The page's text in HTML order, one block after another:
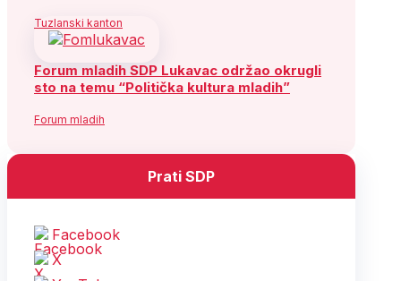
Tuzlanski kanton
Forum mladih SDP Lukavac održao okrugli
sto na temu “Politička kultura mladih”
Forum mladih
Prati SDP
Facebook
X